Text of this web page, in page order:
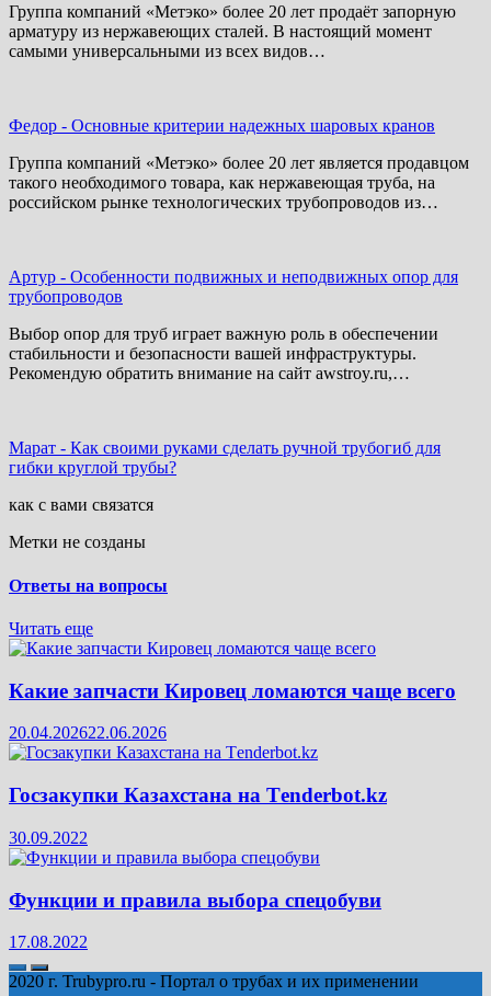
Группа компаний «Метэко» более 20 лет продаёт запорную
арматуру из нержавеющих сталей. В настоящий момент
самыми универсальными из всех видов…
Федор - Основные критерии надежных шаровых кранов
Группа компаний «Метэко» более 20 лет является продавцом
такого необходимого товара, как нержавеющая труба, на
российском рынке технологических трубопроводов из…
Артур - Особенности подвижных и неподвижных опор для
трубопроводов
Выбор опор для труб играет важную роль в обеспечении
стабильности и безопасности вашей инфраструктуры.
Рекомендую обратить внимание на сайт awstroy.ru,…
Марат - Как своими руками сделать ручной трубогиб для
гибки круглой трубы?
как с вами связатся
Метки не созданы
Ответы на вопросы
Читать еще
Какие запчасти Кировец ломаются чаще всего
20.04.202622.06.2026
Госзакупки Казахстана на Тenderbot.kz
30.09.2022
Функции и правила выбора спецобуви
17.08.2022
2020 г. Trubypro.ru - Портал о трубах и их применении